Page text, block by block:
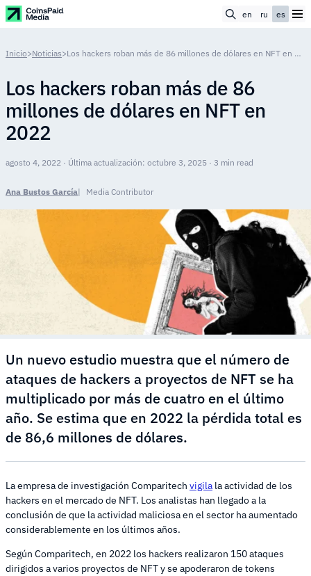
en ru es
Inicio>Noticias> Los hackers roban más de 86 millones de dólares en NFT en 2022
Los hackers roban más de 86
millones de dólares en NFT en
2022
agosto 4, 2022 · Última actualización: octubre 3, 2025 · 3 min read
Ana Bustos García Media Contributor
Un nuevo estudio muestra que el número de
ataques de hackers a proyectos de NFT se ha
multiplicado por más de cuatro en el último
año. Se estima que en 2022 la pérdida total es
de 86,6 millones de dólares.
La empresa de investigación Comparitech vigila la actividad de los
hackers en el mercado de NFT. Los analistas han llegado a la
conclusión de que la actividad maliciosa en el sector ha aumentado
considerablemente en los últimos años.
Según Comparitech, en 2022 los hackers realizaron 150 ataques
dirigidos a varios proyectos de NFT y se apoderaron de tokens